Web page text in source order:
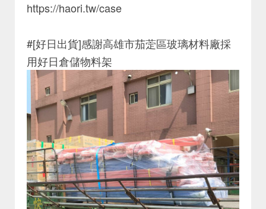
https://haori.tw/case
#[好日出貨]感謝高雄市茄萣區玻璃材料廠採
用好日倉儲物料架